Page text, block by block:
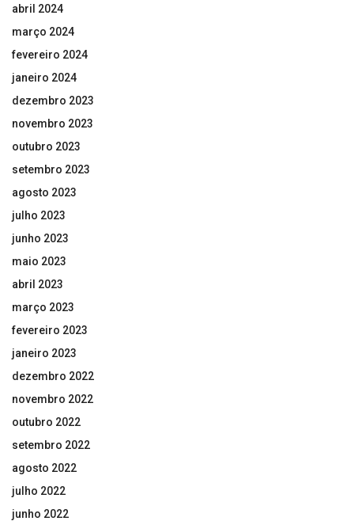
abril 2024
março 2024
fevereiro 2024
janeiro 2024
dezembro 2023
novembro 2023
outubro 2023
setembro 2023
agosto 2023
julho 2023
junho 2023
maio 2023
abril 2023
março 2023
fevereiro 2023
janeiro 2023
dezembro 2022
novembro 2022
outubro 2022
setembro 2022
agosto 2022
julho 2022
junho 2022